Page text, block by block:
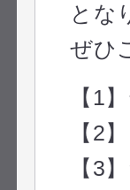
とな
ぜひ
【1
【2
【3